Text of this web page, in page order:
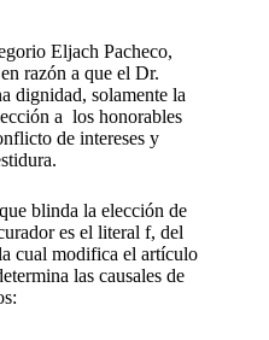
Eljach Pacheco,
razón a que el Dr.
dignidad, solamente la
a los honorables
de intereses y
blinda la elección de
es el literal f, del
cual modifica el artículo
las causales de